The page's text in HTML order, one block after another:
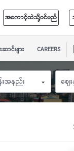
အကောင့်ထဲသို့ဝင်မည်
ာင်များ CAREERS
းအနည်း ဈေး